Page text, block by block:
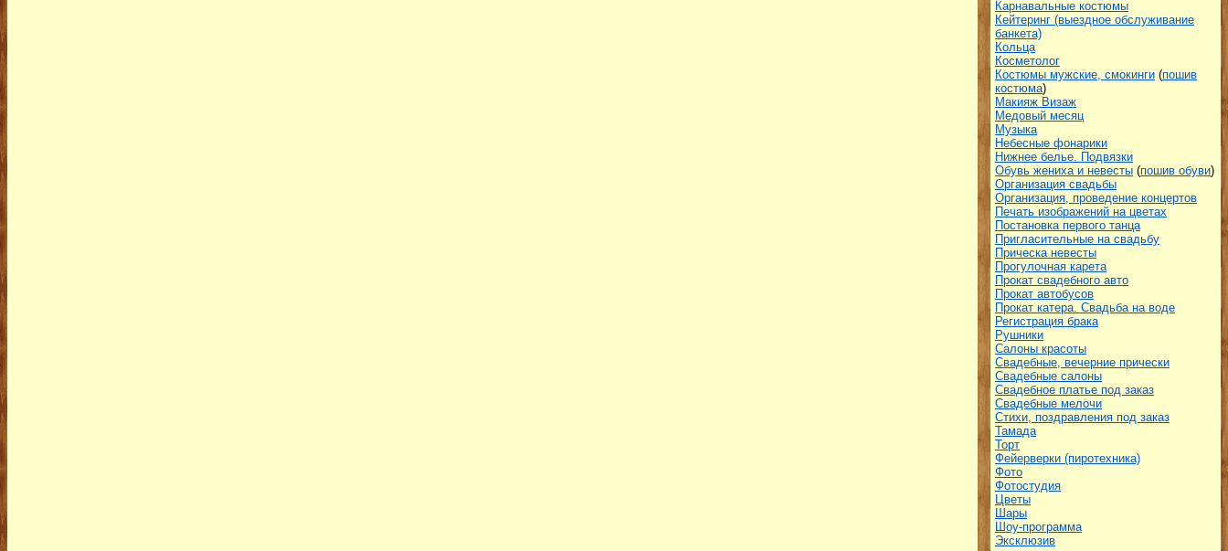
Карнавальные костюмы
Кейтеринг (выездное обслуживание
банкета)
Кольца
Косметолог
Костюмы мужские, смокинги (пошив
костюма)
Макияж Визаж
Медовый месяц
Музыка
Небесные фонарики
Нижнее белье. Подвязки
Обувь жениха и невесты (пошив обуви)
Организация свадьбы
Организация, проведение концертов
Печать изображений на цветах
Постановка первого танца
Пригласительные на свадьбу
Прическа невесты
Прогулочная карета
Прокат свадебного авто
Прокат автобусов
Прокат катера. Свадьба на воде
Регистрация брака
Рушники
Салоны красоты
Свадебные, вечерние прически
Свадебные салоны
Свадебное платье под заказ
Свадебные мелочи
Стихи, поздравления под заказ
Тамада
Торт
Фейерверки (пиротехника)
Фото
Фотостудия
Цветы
Шары
Шоу-программа
Эксклюзив